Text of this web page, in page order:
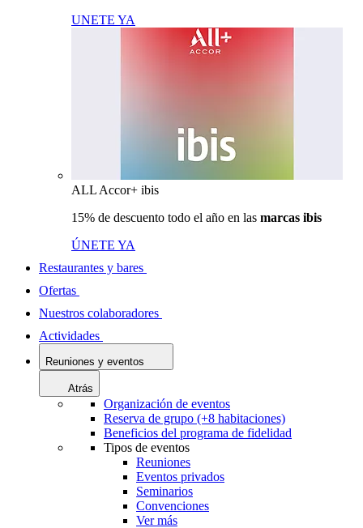
UNETE YA
ALL Accor+ ibis
15% de descuento todo el año en las marcas ibis
ÚNETE YA
Restaurantes y bares
Ofertas
Nuestros colaboradores
Actividades
Reuniones y eventos
Atrás
Organización de eventos
Reserva de grupo (+8 habitaciones)
Beneficios del programa de fidelidad
Tipos de eventos
Reuniones
Eventos privados
Seminarios
Convenciones
Ver más